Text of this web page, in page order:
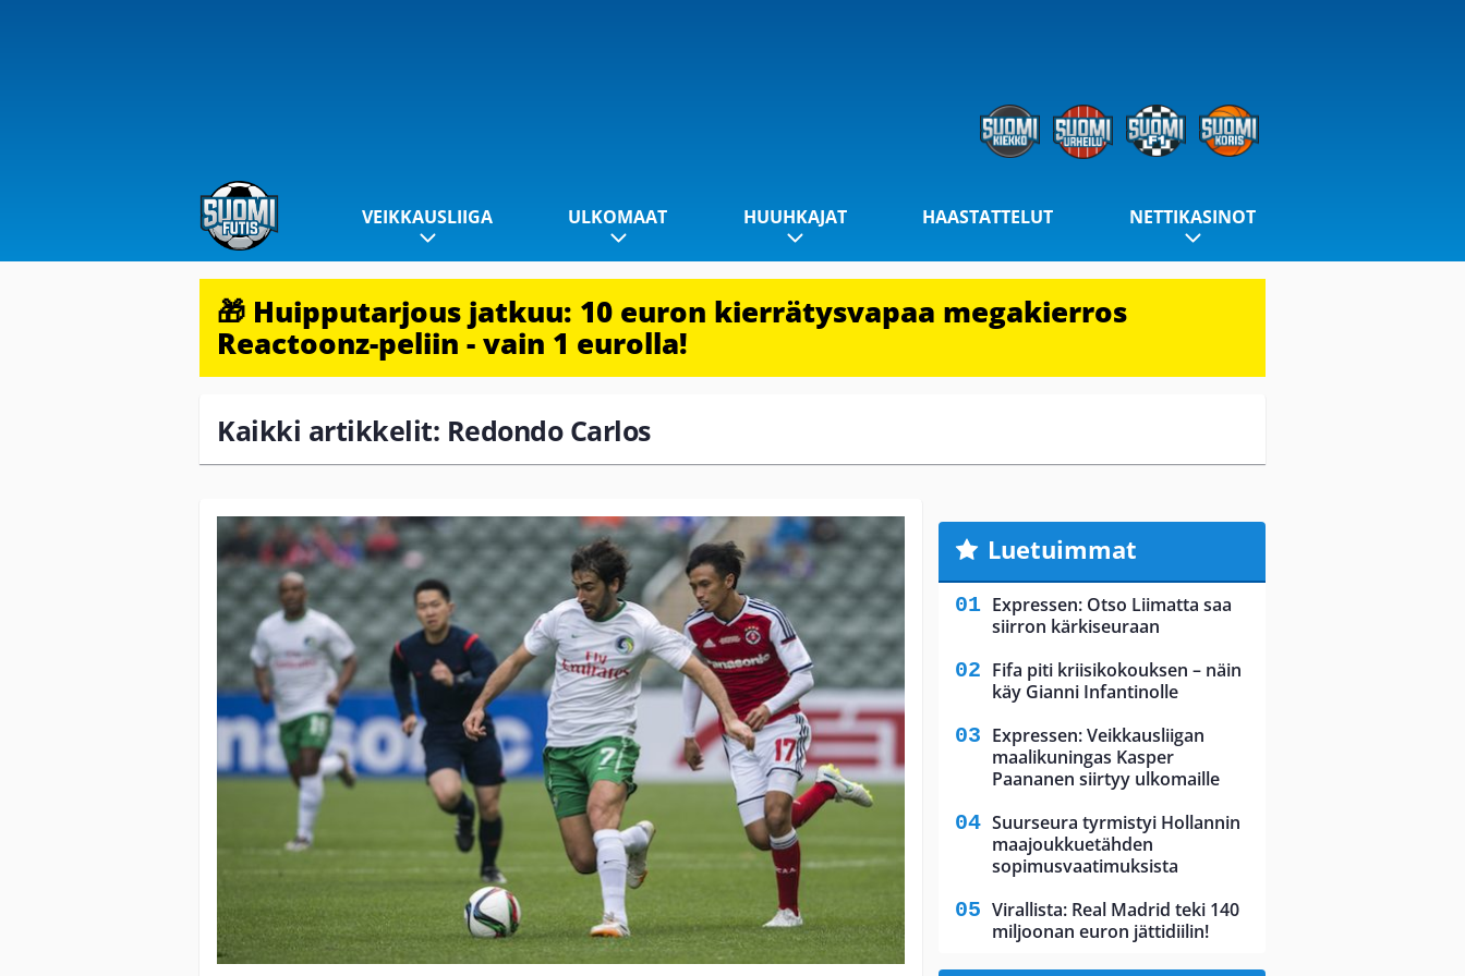
VEIKKAUSLIIGA ULKOMAAT HUUHKAJAT HAASTATTELUT NETTIKASINOT
🎁 Huipputarjous jatkuu: 10 euron kierrätysvapaa megakierros
Reactoonz-peliin - vain 1 eurolla!
Kaikki artikkelit: Redondo Carlos
Luetuimmat
Expressen: Otso Liimatta saa
siirron kärkiseuraan
Fifa piti kriisikokouksen – näin
käy Gianni Infantinolle
Expressen: Veikkausliigan
maalikuningas Kasper
Paananen siirtyy ulkomaille
Suurseura tyrmistyi Hollannin
maajoukkuetähden
sopimusvaatimuksista
Virallista: Real Madrid teki 140
miljoonan euron jättidiilin!